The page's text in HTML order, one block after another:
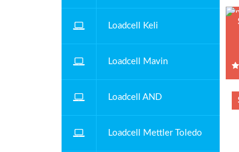
Loadcell Keli
Loadcell Mavin
Loadcell AND
Loadcell Mettler Toledo